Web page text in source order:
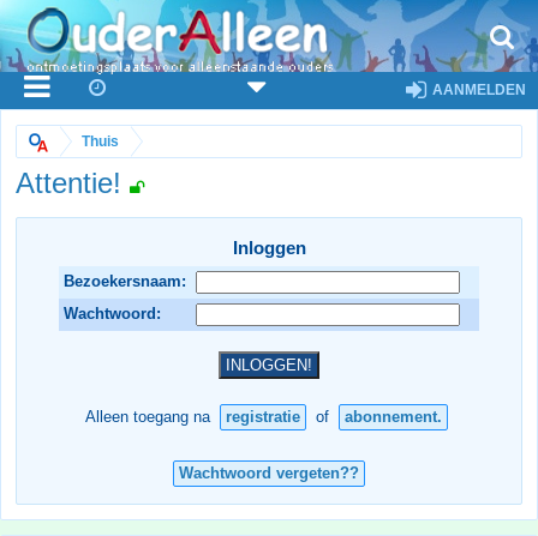
AANMELDEN
Thuis
Attentie!
Inloggen
Bezoekersnaam:
Wachtwoord:
Alleen toegang na registratie of abonnement.
Wachtwoord vergeten??